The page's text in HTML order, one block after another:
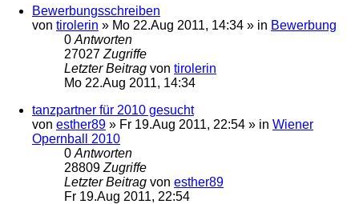
Bewerbungsschreiben
von tirolerin » Mo 22.Aug 2011, 14:34 » in Bewerbung
0 Antworten
27027 Zugriffe
Letzter Beitrag von tirolerin
Mo 22.Aug 2011, 14:34
tanzpartner für 2010 gesucht
von esther89 » Fr 19.Aug 2011, 22:54 » in Wiener
Opernball 2010
0 Antworten
28809 Zugriffe
Letzter Beitrag von esther89
Fr 19.Aug 2011, 22:54